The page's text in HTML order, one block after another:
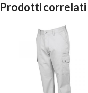
Prodotti correlati